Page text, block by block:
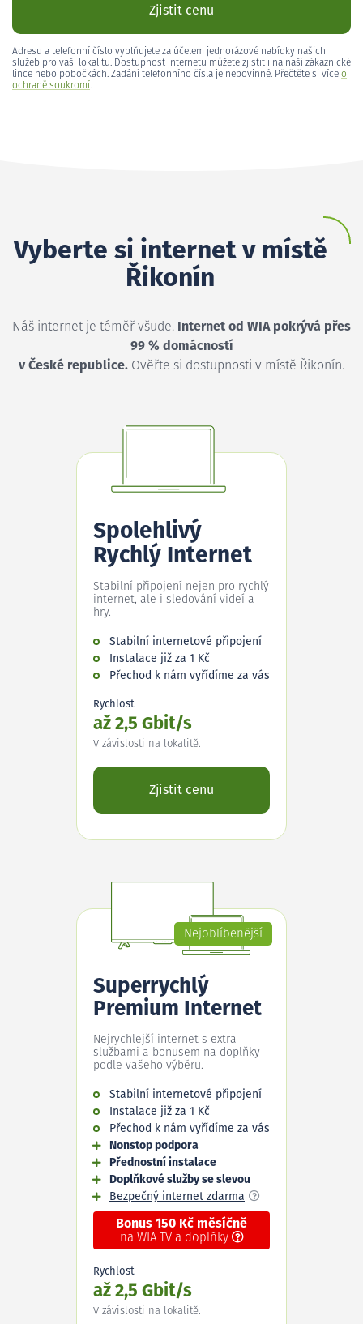
Zjistit cenu
Adresu a telefonní číslo vyplňujete za účelem jednorázové nabídky našich
služeb pro vaši lokalitu. Dostupnost internetu můžete zjistit i na naší zákaznické
lince nebo pobočkách. Zadání telefonního čísla je nepovinné. Přečtěte si více o
ochraně soukromí.
Vyberte si internet v místě
Řikonín
Náš internet je téměř všude. Internet od WIA pokrývá přes
99 % domácností
v České republice. Ověřte si dostupnosti v místě Řikonín.
Spolehlivý
Rychlý Internet
Stabilní připojení nejen pro rychlý
internet, ale i sledování videí a
hry.
Stabilní internetové připojení
Instalace již za 1 Kč
Přechod k nám vyřídíme za vás
Rychlost
až 2,5 Gbit/s
V závislosti na lokalitě.
Zjistit cenu
Nejoblíbenější
Superrychlý
Premium Internet
Nejrychlejší internet s extra
službami a bonusem na doplňky
podle vašeho výběru.
Stabilní internetové připojení
Instalace již za 1 Kč
Přechod k nám vyřídíme za vás
Nonstop podpora
Přednostní instalace
Doplňkové služby se slevou
Bezpečný internet zdarma
Bonus 150 Kč měsíčně
na WIA TV a doplňky
Rychlost
až 2,5 Gbit/s
V závislosti na lokalitě.